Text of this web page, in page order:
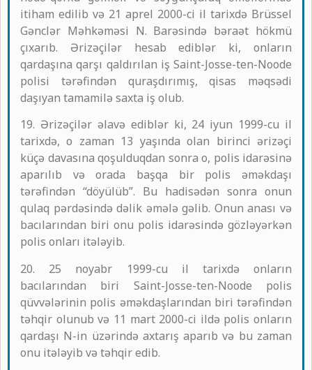
itiham edilib və 21 aprel 2000-ci il tarixdə Brüssel
Gənclər Məhkəməsi N. Barəsində bəraət hökmü
çıxarıb. Ərizəçilər hesab ediblər ki, onların
qardaşına qarşı qaldırılan iş Saint-Josse-ten-Noode
polisi tərəfindən quraşdırımış, qisas məqsədi
daşıyan tamamilə saxta iş olub.
19. Ərizəçilər əlavə ediblər ki, 24 iyun 1999-cu il
tarixdə, o zaman 13 yaşında olan birinci ərizəçi
küçə davasına qoşulduqdan sonra o, polis idarəsinə
aparılıb və orada başqa bir polis əməkdaşı
tərəfindən “döyülüb”. Bu hadisədən sonra onun
qulaq pərdəsində dəlik əmələ gəlib. Onun anası və
bacılarından biri onu polis idarəsində gözləyərkən
polis onları itələyib.
20. 25 noyabr 1999-cu il tarixdə onların
bacılarından biri Saint-Josse-ten-Noode polis
qüvvələrinin polis əməkdaşlarından biri tərəfindən
təhqir olunub və 11 mart 2000-ci ildə polis onların
qardaşı N-in üzərində axtarış aparıb və bu zaman
onu itələyib və təhqir edib.